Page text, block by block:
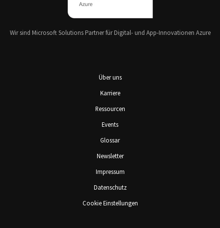
Wir sind Microsoft Solutions Partner für Digital- und App-Innovationen Azure
Über uns
Karriere
Ressourcen
Events
Glossar
Newsletter
Impressum
Datenschutz
Cookie Einstellungen